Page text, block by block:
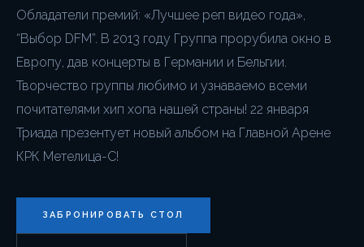
Обладатели премий: «Лучшее реп видео года»,
“Выбор DFM”. В 2013 году Группа прорубила окно в
Европу, дав концерты в Германии и Бельгии.
Творчество группы любимо и узнаваемо всеми
почитателями хип хопа нашей страны! 22 января
Триада презентует новый альбом на Главной Арене
КРК Метелица-С!
ЗАБРОНИРОВАТЬ СТОЛ